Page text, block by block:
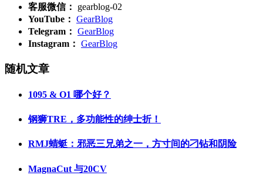
客服微信：
gearblog-02
YouTube： GearBlog
Telegram： GearBlog
Instagram： GearBlog
随机文章
1095 & O1 哪个好？
钢狮TRE，多功能性的绅士折！
RMJ蜻蜓：邪恶三兄弟之一，方寸间的刁钻和阴险
MagnaCut 与20CV